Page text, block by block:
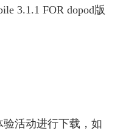
3.1.1 FOR dopod版
活动进行下载，如